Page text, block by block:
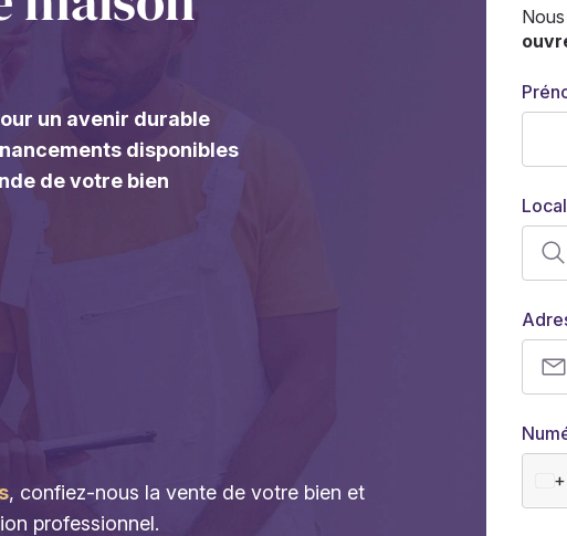
un avenir durable
disponibles
de votre bien
, confiez-nous la vente de votre bien et
professionnel.